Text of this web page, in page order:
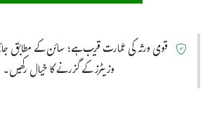
قومی ورثہ کی عمارت قریب ہے؛ سائن کے مطابق
وزیٹرز کے گزرنے کا خیال رکھیں۔